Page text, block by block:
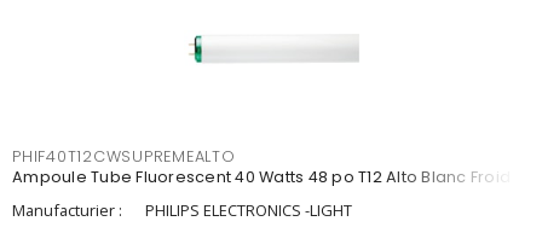
PHIF40T12CWSUPREMEALTO
Ampoule Tube Fluorescent 40 Watts 48 po T12 Alto Blanc Froid
Manufacturier :
PHILIPS ELECTRONICS -LIGHT